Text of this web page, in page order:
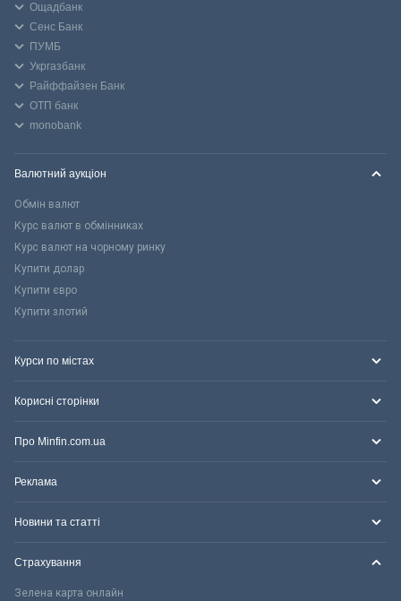
Ощадбанк
Сенс Банк
ПУМБ
Укргазбанк
Райффайзен Банк
ОТП банк
monobank
Валютний аукціон
Обмін валют
Курс валют в обмінниках
Курс валют на чорному ринку
Купити долар
Купити євро
Купити злотий
Курси по містах
Корисні сторінки
Про Minfin.com.ua
Реклама
Новини та статті
Страхування
Зелена карта онлайн